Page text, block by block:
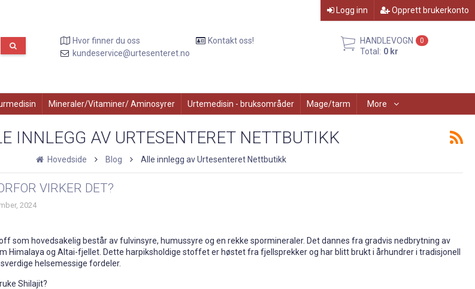
Logg inn Opprett brukerkonto
Hvor finner du oss
kundeservice@urtesenteret.no
Kontakt oss! HANDLEVOGN 0
Total: 0 kr
Mineraler/Vitaminer/ Aminosyrer Urtemedisin - bruksområder Mage/tarm More
INNLEGG AV URTESENTERET NETTBUTIKK
Hovedside Blog Alle innlegg av Urtesenteret Nettbutikk
VIRKER DET?
2024
som hovedsakelig består av fulvinsyre, humussyre og en rekke spormineraler. Det dannes fra gradvis nedbrytning av
Himalaya og Altai-fjellet. Dette harpiksholdige stoffet er høstet fra fjellsprekker og har blitt brukt i århundrer i tradisjonell
helsemessige fordeler.
Shilajit?